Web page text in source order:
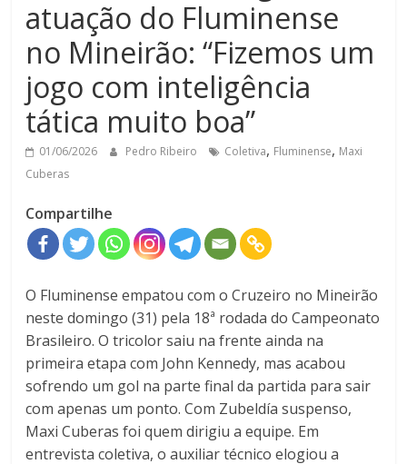
atuação do Fluminense
no Mineirão: “Fizemos um
jogo com inteligência
tática muito boa”
01/06/2026 Pedro Ribeiro Coletiva, Fluminense, Maxi
Cuberas
Compartilhe
O Fluminense empatou com o Cruzeiro no Mineirão
neste domingo (31) pela 18ª rodada do Campeonato
Brasileiro. O tricolor saiu na frente ainda na
primeira etapa com John Kennedy, mas acabou
sofrendo um gol na parte final da partida para sair
com apenas um ponto. Com Zubeldía suspenso,
Maxi Cuberas foi quem dirigiu a equipe. Em
entrevista coletiva, o auxiliar técnico elogiou a